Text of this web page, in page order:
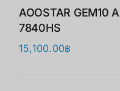
AOOSTAR GEM10
7840HS
15,100.00฿